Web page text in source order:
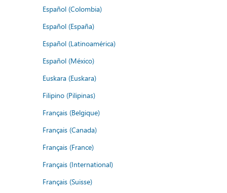
Español (Colombia)
Español (España)
Español (Latinoamérica)
Español (México)
Euskara (Euskara)
Filipino (Pilipinas)
Français (Belgique)
Français (Canada)
Français (France)
Français (International)
Français (Suisse)